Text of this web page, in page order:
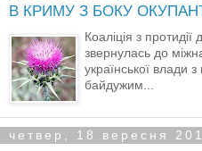
В КРИМУ З БОКУ
Коаліція з протидії
звернулась до
української влади
байдужим...
четвер, 18 вересня